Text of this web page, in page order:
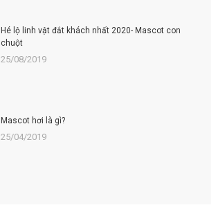
Hé lộ linh vật đắt khách nhất 2020- Mascot con
chuột
25/08/2019
Mascot hơi là gì?
25/04/2019